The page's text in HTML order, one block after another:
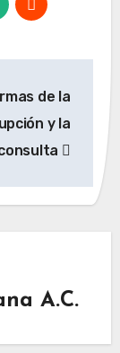
de la
y la
A.C.